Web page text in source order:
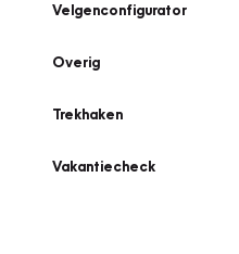
Velgenconfigurator
Overig
Trekhaken
Vakantiecheck